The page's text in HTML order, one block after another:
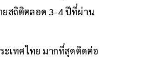
ยสถิติตลอด 3-4 ปีที่ผ่าน
ะเทศไทย มากที่สุดติดต่อ